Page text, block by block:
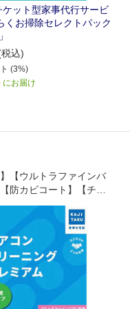
ット型家事代行サービ
くお掃除セレクトパック
込)
(3%)
にお届け
【ウルトラファインバ
防カビコート】【チタ